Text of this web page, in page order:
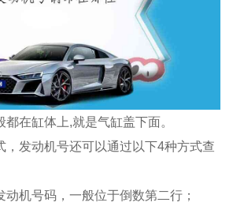
在缸体上,就是气缸盖下面。
，发动机号还可以通过以下4种方式查
动机号码，一般位于倒数第二行；